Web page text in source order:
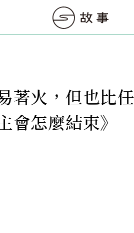
著火，但也比
怎麼結束》